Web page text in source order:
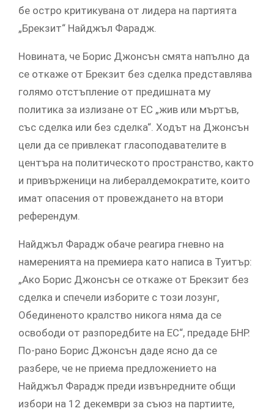
бе остро критикувана от лидера на партията
„Брекзит“ Найджъл Фарадж.
Новината, че Борис Джонсън смята напълно да
се откаже от Брекзит без сделка представлява
голямо отстъпление от предишната му
политика за излизане от ЕС „жив или мъртъв,
със сделка или без сделка“. Ходът на Джонсън
цели да се привлекат гласоподавателите в
центъра на политическото пространство, както
и привърженици на либералдемократите, които
имат опасения от провеждането на втори
референдум.
Найджъл Фарадж обаче реагира гневно на
намеренията на премиера като написа в Туитър:
„Ако Борис Джонсън се откаже от Брекзит без
сделка и спечели изборите с този лозунг,
Обединеното кралство никога няма да се
освободи от разпоредбите на ЕС“, предаде БНР.
По-рано Борис Джонсън даде ясно да се
разбере, че не приема предложението на
Найджъл Фарадж преди извънредните общи
избори на 12 декември за съюз на партиите,